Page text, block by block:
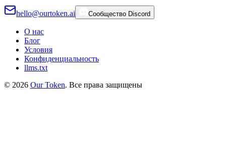
hello@ourtoken.ai Сообщество Discord
О нас
Блог
Условия
Конфиденциальность
llms.txt
© 2026 Our Token. Все права защищены